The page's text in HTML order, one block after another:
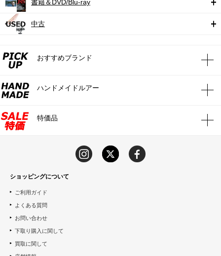
書籍＆DVD/Blu-ray
中古
おすすめブランド
ハンドメイドルアー
特価品
ショッピングについて
ご利用ガイド
よくある質問
お問い合わせ
下取り購入に関して
買取に関して